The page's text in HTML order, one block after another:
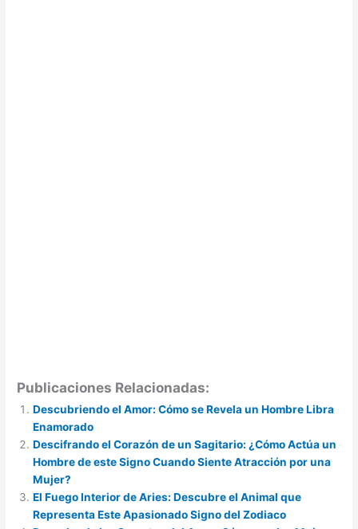
Publicaciones Relacionadas:
Descubriendo el Amor: Cómo se Revela un Hombre Libra
Enamorado
Descifrando el Corazón de un Sagitario: ¿Cómo Actúa un
Hombre de este Signo Cuando Siente Atracción por una
Mujer?
El Fuego Interior de Aries: Descubre el Animal que
Representa Este Apasionado Signo del Zodiaco